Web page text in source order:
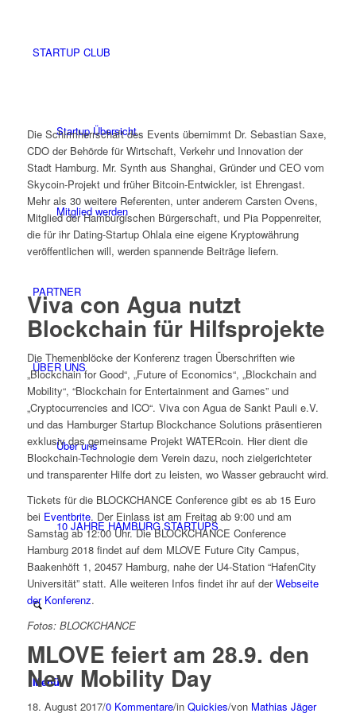
STARTUP CLUB
Startup Übersicht
Mitglied werden
PARTNER
ÜBER UNS
Über uns
10 JAHRE HAMBURG STARTUPS
Menü
Die Schirmherrschaft des Events übernimmt Dr. Sebastian Saxe,
CDO der Behörde für Wirtschaft, Verkehr und Innovation der
Stadt Hamburg. Mr. Synth aus Shanghai, Gründer und CEO vom
Skycoin-Projekt und früher Bitcoin-Entwickler, ist Ehrengast.
Mehr als 30 weitere Referenten, unter anderem Carsten Ovens,
Mitglied der Hamburgischen Bürgerschaft, und Pia Poppenreiter,
die für ihr Dating-Startup Ohlala eine eigene Kryptowährung
veröffentlichen will, werden spannende Beiträge liefern.
Viva con Agua nutzt
Blockchain für Hilfsprojekte
Die Themenblöcke der Konferenz tragen Überschriften wie
„Blockchain for Good“, „Future of Economics“, „Blockchain and
Mobility“, “Blockchain for Entertainment and Games” und
„Cryptocurrencies and ICO“. Viva con Agua de Sankt Pauli e.V.
und das Hamburger Startup Blockchance Solutions präsentieren
exklusiv das gemeinsame Projekt WATERcoin. Hier dient die
Blockchain-Technologie dem Verein dazu, noch zielgerichteter
und transparenter Hilfe dort zu leisten, wo Wasser gebraucht wird.
Tickets für die BLOCKCHANCE Conference gibt es ab 15 Euro
bei Eventbrite. Der Einlass ist am Freitag ab 9:00 und am
Samstag ab 12:00 Uhr. Die BLOCKCHANCE Conference
Hamburg 2018 findet auf dem MLOVE Future City Campus,
Baakenhöft 1, 20457 Hamburg, nahe der U4-Station “HafenCity
Universität” statt. Alle weiteren Infos findet ihr auf derWebseite
der Konferenz.
Fotos: BLOCKCHANCE
MLOVE feiert am 28.9. den
New Mobility Day
18. August 2017/0 Kommentare/in Quickies/von Mathias Jäger